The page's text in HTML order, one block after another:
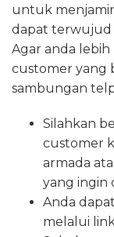
untuk
dapat terwujud
Agar anda
customer yang
sambungan
Silahkan
customer
armada
yang ingin
Anda
melalui